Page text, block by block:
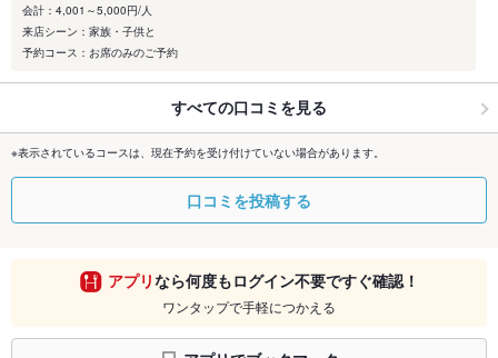
会計：4,001～5,000円/人
来店シーン：家族・子供と
予約コース：お席のみのご予約
すべての口コミを見る
※表示されているコースは、現在予約を受け付けていない場合があります。
口コミを投稿する
アプリなら何度もログイン不要ですぐ確認！
ワンタップで手軽につかえる